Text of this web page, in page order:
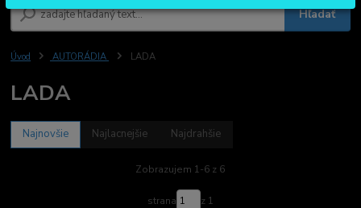
Hľadať
Úvod AUTORÁDIA LADA
LADA
Najnovšie Najlacnejšie Najdrahšie
Zobrazujem 1-6 z 6
strana z 1